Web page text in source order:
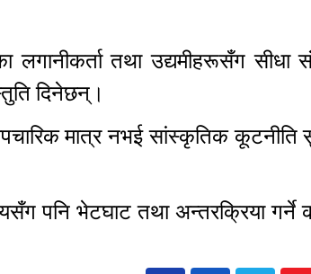
लगानीकर्ता तथा उद्यमीहरूसँग सीधा
दिनेछन्।
मात्र नभई सांस्कृतिक कूटनीति
पनि भेटघाट तथा अन्तरक्रिया गर्ने